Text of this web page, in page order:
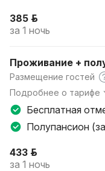
часа плата за
За бронирование
номерах, холлах,
385 р.
за 1 ночь
Проживание +
Размещение гостей
Подробнее о тарифе
В стоимость номера
возрасте до 8-ми лет
предоставления
Бесплатная
Полупансион
433 р.
за 1 ночь